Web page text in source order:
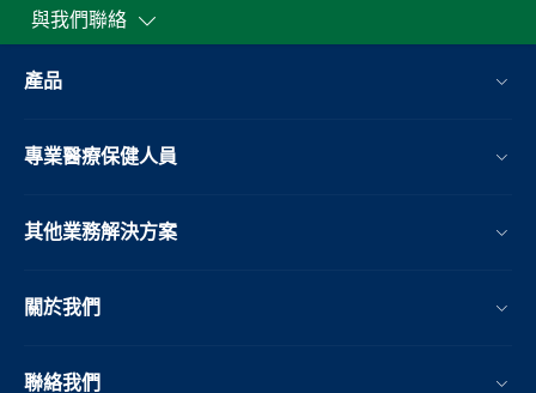
與我們聯絡
產品
專業醫療保健人員
其他業務解決方案​
關於我們
聯絡我們